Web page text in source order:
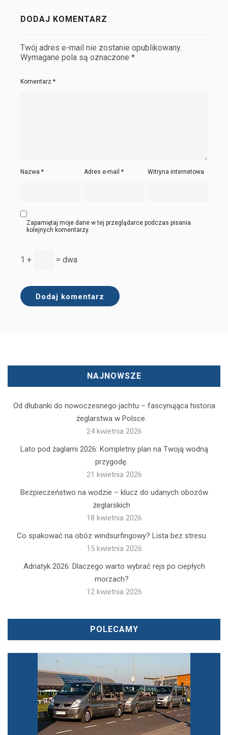
DODAJ KOMENTARZ
Twój adres e-mail nie zostanie opublikowany.
Wymagane pola są oznaczone *
Komentarz *
Nazwa * Adres e-mail* Witryna internetowa
Zapamiętaj moje dane w tej przeglądarce podczas pisania
kolejnych komentarzy.
1 + = dwa
NAJNOWSZE
Od dłubanki do nowoczesnego jachtu – fascynująca historia
żeglarstwa w Polsce.
24 kwietnia 2026
Lato pod żaglami 2026: Kompletny plan na Twoją wodną
przygodę.
21 kwietnia 2026
Bezpieczeństwo na wodzie – klucz do udanych obozów
żeglarskich
18 kwietnia 2026
Co spakować na obóz windsurfingowy? Lista bez stresu
15 kwietnia 2026
Adriatyk 2026: Dlaczego warto wybrać rejs po ciepłych
morzach?
12 kwietnia 2026
POLECAMY